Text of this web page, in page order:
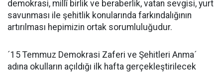
demokrasi, millî birlik ve beraberlik, vatan sevgisi, yurt
savunması ile şehitlik konularında farkındalığının
artırılması hepimizin ortak sorumluluğudur.
´15 Temmuz Demokrasi Zaferi ve Şehitleri Anma´
adına okulların açıldığı ilk hafta gerçekleştirilecek